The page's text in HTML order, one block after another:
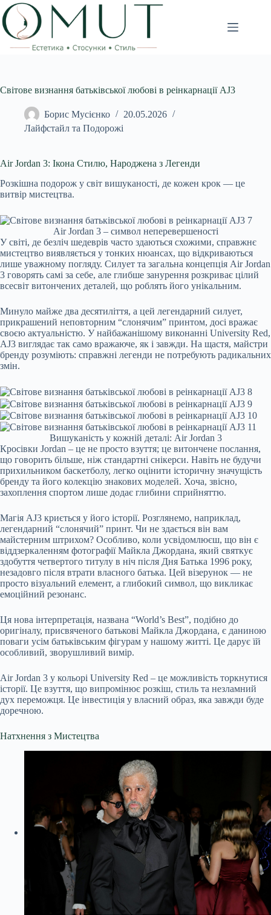
Перейти
до
вмісту
Світове визнання батьківської любові в реінкарнації AJ3
Борис Мусієнко
20.05.2026
Лайфстайл та Подорожі
Air Jordan 3: Ікона Стилю, Народжена з Легенди
Розкішна подорож у світ вишуканості, де кожен крок — це
витвір мистецтва.
Air Jordan 3 – символ неперевершеності
У світі, де безліч шедеврів часто здаються схожими, справжнє
мистецтво виявляється у тонких нюансах, що відкриваються
лише уважному погляду. Силует та загальна концепція Air Jordan
3 говорять самі за себе, але глибше занурення розкриває цілий
всесвіт витончених деталей, що роблять його унікальним.
Минуло майже два десятиліття, а цей легендарний силует,
прикрашений неповторним “слонячим” принтом, досі вражає
своєю актуальністю. У найбажанішому виконанні University Red,
AJ3 виглядає так само вражаюче, як і завжди. На щастя, майстри
бренду розуміють: справжні легенди не потребують радикальних
змін.
Вишуканість у кожній деталі: Air Jordan 3
Кросівки Jordan – це не просто взуття; це витончене послання,
що говорить більше, ніж стандартні снікерси. Навіть не будучи
прихильником баскетболу, легко оцінити історичну значущість
бренду та його колекцію знакових моделей. Хоча, звісно,
захоплення спортом лише додає глибини сприйняттю.
Магія AJ3 криється у його історії. Розглянемо, наприклад,
легендарний “слонячий” принт. Чи не здається він вам
майстерним штрихом? Особливо, коли усвідомлюєш, що він є
віддзеркаленням фотографії Майкла Джордана, який святкує
здобуття четвертого титулу в ніч після Дня Батька 1996 року,
незадовго після втрати власного батька. Цей візерунок — не
просто візуальний елемент, а глибокий символ, що викликає
емоційний резонанс.
Ця нова інтерпретація, названа “World’s Best”, подібно до
оригіналу, присвяченого батькові Майкла Джордана, є даниною
поваги усім батьківським фігурам у нашому житті. Це дарує їй
особливий, зворушливий вимір.
Air Jordan 3 у кольорі University Red – це можливість торкнутися
історії. Це взуття, що випромінює розкіш, стиль та незламний
дух переможця. Це інвестиція у власний образ, яка завжди буде
доречною.
Натхнення з Мистецтва